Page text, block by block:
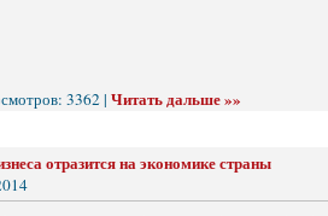
3362 | Читать дальше »»
отразится на экономике страны